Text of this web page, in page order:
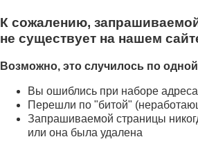
К сожалению,
не существует на нашем
Возможно, это случилось по
Вы ошиблись при наборе
Перешли по "битой"
Запрашиваемой страницы
или она была удалена